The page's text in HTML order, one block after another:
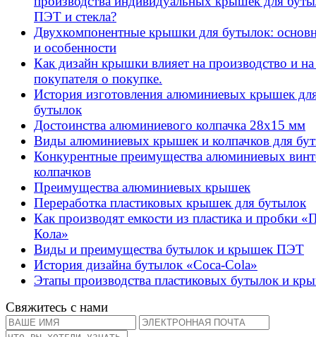
ПЭТ и стекла?
Двухкомпонентные крышки для бутылок:
и особенности
Как дизайн крышки влияет на производство и
покупателя о покупке.
История изготовления алюминиевых крышек
бутылок
Достоинства алюминиевого колпачка 28х15 мм
Виды алюминиевых крышек и колпачков для
Конкурентные преимущества алюминиевых
колпачков
Преимущества алюминиевых крышек
Переработка пластиковых крышек для бутылок
Как производят емкости из пластика и пробки
Кола»
Виды и преимущества бутылок и крышек ПЭТ
История дизайна бутылок «Coca-Cola»
Этапы производства пластиковых бутылок и
Свяжитесь с нами